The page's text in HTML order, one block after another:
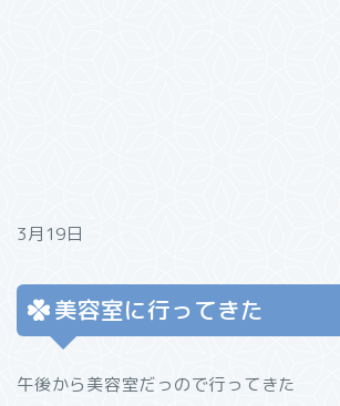
3月19日
美容室に行ってきた
午後から美容室だっので行ってきた